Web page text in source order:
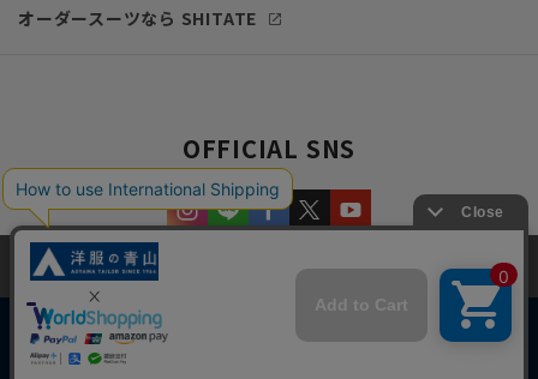
オーダースーツなら SHITATE
OFFICIAL SNS
当サイトでは、快適な閲覧体験とコンテンツ改善のためにCookieを使用
しています。閲覧を続けることで、Cookieの使用に同意したものとみな
します。詳細については